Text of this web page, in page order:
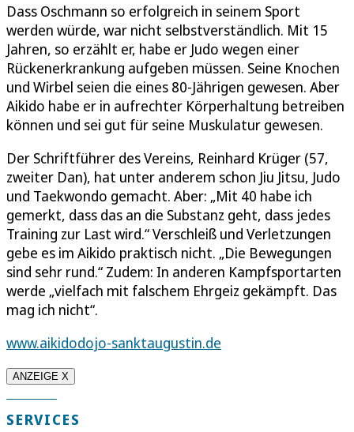
Dass Oschmann so erfolgreich in seinem Sport
werden würde, war nicht selbstverständlich. Mit 15
Jahren, so erzählt er, habe er Judo wegen einer
Rückenerkrankung aufgeben müssen. Seine Knochen
und Wirbel seien die eines 80-Jährigen gewesen. Aber
Aikido habe er in aufrechter Körperhaltung betreiben
können und sei gut für seine Muskulatur gewesen.
Der Schriftführer des Vereins, Reinhard Krüger (57,
zweiter Dan), hat unter anderem schon Jiu Jitsu, Judo
und Taekwondo gemacht. Aber: „Mit 40 habe ich
gemerkt, dass das an die Substanz geht, dass jedes
Training zur Last wird.“ Verschleiß und Verletzungen
gebe es im Aikido praktisch nicht. „Die Bewegungen
sind sehr rund.“ Zudem: In anderen Kampfsportarten
werde „vielfach mit falschem Ehrgeiz gekämpft. Das
mag ich nicht“.
www.aikidodojo-sanktaugustin.de
ANZEIGE X
SERVICES